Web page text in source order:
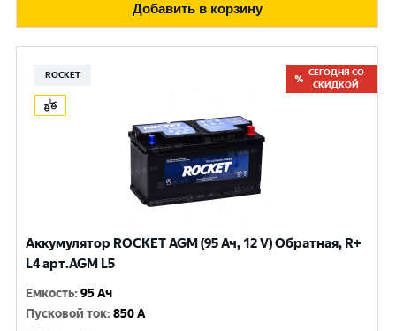
Добавить в корзину
ROCKET
СЕГОДНЯ СО
СКИДКОЙ
Аккумулятор ROCKET AGM (95 Ач, 12 V) Обратная, R+
L4 арт.AGM L5
Емкость:95 Ач
Пусковой ток:850 A